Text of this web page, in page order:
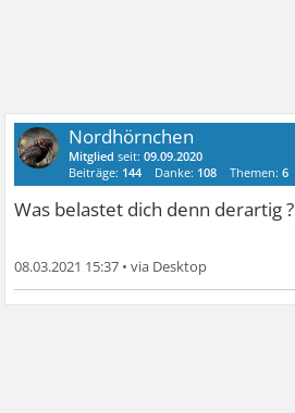
Nordhörnchen
Mitglied seit:09.09.2020
Beiträge: 144 Danke: 108 Themen:6
Was belastet dich denn derartig ?
08.03.2021 15:37 •